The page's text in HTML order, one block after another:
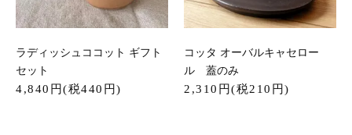
ラディッシュココット ギフト
セット
4,840円(税440円)
コッタ オーバルキャセロー
ル 蓋のみ
2,310円(税210円)